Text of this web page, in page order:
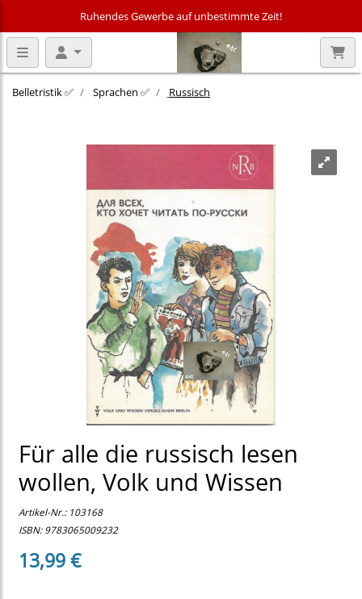
Ruhendes Gewerbe auf unbestimmte Zeit!
Belletristik ✅ Sprachen ✅ Russisch
Für alle die russisch lesen
wollen, Volk und Wissen
Artikel-Nr.: 103168
ISBN: 9783065009232
13,99 €